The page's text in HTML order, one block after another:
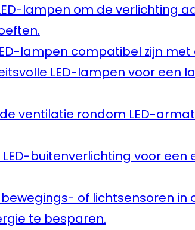
lampen om de verlichting
lampen compatibel zijn met
LED-lampen voor een
ventilatie rondom LED-
buitenverlichting voor een
of lichtsensoren in
te besparen.